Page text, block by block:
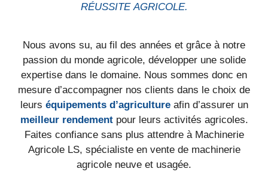
RÉUSSITE AGRICOLE.
Nous avons su, au fil des années et grâce à notre
passion du monde agricole, développer une solide
expertise dans le domaine. Nous sommes donc en
mesure d’accompagner nos clients dans le choix de
leurs équipements d’agricultureafin d’assurer un
meilleur rendementpour leurs activités agricoles.
Faites confiance sans plus attendre à Machinerie
Agricole LS, spécialiste en vente de machinerie
agricole neuve et usagée.